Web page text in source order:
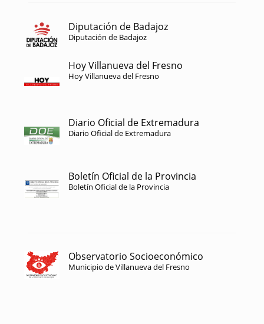
Diputación de Badajoz
Diputación de Badajoz
Hoy Villanueva del Fresno
Hoy Villanueva del Fresno
Diario Oficial de Extremadura
Diario Oficial de Extremadura
Boletín Oficial de la Provincia
Boletín Oficial de la Provincia
Observatorio Socioeconómico
Municipio de Villanueva del Fresno